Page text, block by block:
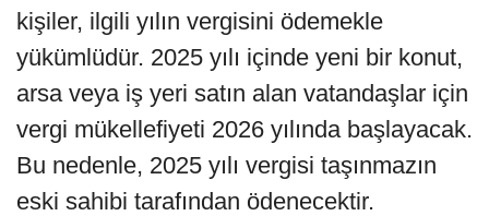
kişiler, ilgili yılın vergisini ödemekle
yükümlüdür. 2025 yılı içinde yeni bir konut,
arsa veya iş yeri satın alan vatandaşlar için
vergi mükellefiyeti 2026 yılında başlayacak.
Bu nedenle, 2025 yılı vergisi taşınmazın
eski sahibi tarafından ödenecektir.